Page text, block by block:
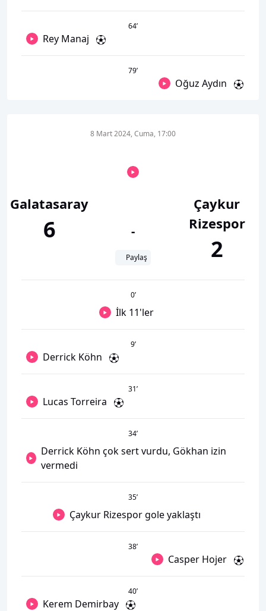
64’
Rey Manaj
79’
Oğuz Aydın
Galatasaray
6
8 Mart 2024, Cuma, 17:00
-
Paylaş
Çaykur
Rizespor
2
0’
İlk 11'ler
9’
Derrick Köhn
31’
Lucas Torreira
34’
Derrick Köhn çok sert vurdu, Gökhan izin
vermedi
35’
Çaykur Rizespor gole yaklaştı
38’
Casper Hojer
40’
Kerem Demirbay